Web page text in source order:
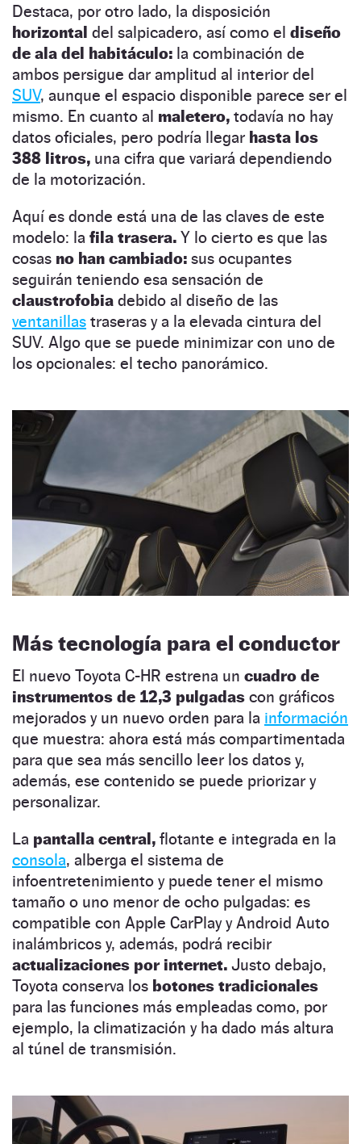
Destaca, por otro lado, la disposición
horizontal del salpicadero, así como el diseño
de ala del habitáculo: la combinación de
ambos persigue dar amplitud al interior del
SUV, aunque el espacio disponible parece ser el
mismo. En cuanto al maletero, todavía no hay
datos oficiales, pero podría llegar hasta los
388 litros, una cifra que variará dependiendo
de la motorización.
Aquí es donde está una de las claves de este
modelo: la fila trasera. Y lo cierto es que las
cosas no han cambiado: sus ocupantes
seguirán teniendo esa sensación de
claustrofobia debido al diseño de las
ventanillas traseras y a la elevada cintura del
SUV. Algo que se puede minimizar con uno de
los opcionales: el techo panorámico.
Más tecnología para el conductor
El nuevo Toyota C-HR estrena un cuadro de
instrumentos de 12,3 pulgadas con gráficos
mejorados y un nuevo orden para la información
que muestra: ahora está más compartimentada
para que sea más sencillo leer los datos y,
además, ese contenido se puede priorizar y
personalizar.
La pantalla central, flotante e integrada en la
consola, alberga el sistema de
infoentretenimiento y puede tener el mismo
tamaño o uno menor de ocho pulgadas: es
compatible con Apple CarPlay y Android Auto
inalámbricos y, además, podrá recibir
actualizaciones por internet. Justo debajo,
Toyota conserva los botones tradicionales
para las funciones más empleadas como, por
ejemplo, la climatización y ha dado más altura
al túnel de transmisión.